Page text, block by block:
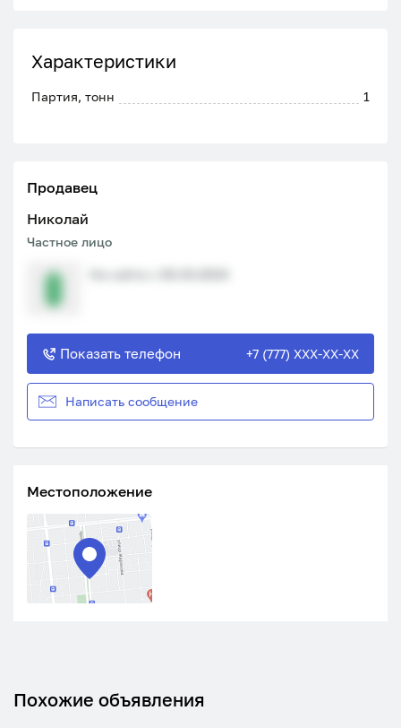
Характеристики
Партия, тонн 1
Продавец
Николай
Частное лицо
Показать телефон +7 (777) XXX-XX-XX
Написать сообщение
Местоположение
Похожие объявления